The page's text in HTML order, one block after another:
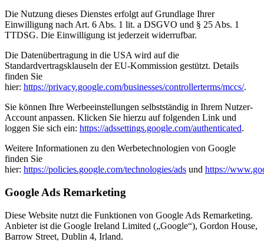
Die Nutzung dieses Dienstes erfolgt auf Grundlage Ihrer
Einwilligung nach Art. 6 Abs. 1 lit. a DSGVO und § 25 Abs. 1
TTDSG. Die Einwilligung ist jederzeit widerrufbar.
Die Datenübertragung in die USA wird auf die
Standardvertragsklauseln der EU-Kommission gestützt. Details
finden Sie
hier: https://privacy.google.com/businesses/controllerterms/mccs/.
Sie können Ihre Werbeeinstellungen selbstständig in Ihrem Nutzer-
Account anpassen. Klicken Sie hierzu auf folgenden Link und
loggen Sie sich ein: https://adssettings.google.com/authenticated.
Weitere Informationen zu den Werbetechnologien von Google
finden Sie
hier: https://policies.google.com/technologies/ads und https://
Google Ads Remarketing
Diese Website nutzt die Funktionen von Google Ads Remarketing.
Anbieter ist die Google Ireland Limited („Google“), Gordon House,
Barrow Street, Dublin 4, Irland.